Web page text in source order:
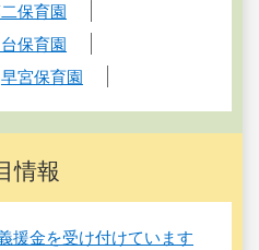
保育園
保育園
早宮保育園
情報
援金を受け付けています